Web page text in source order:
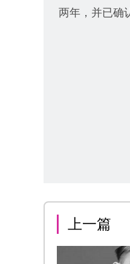
两年，并已确
上一篇